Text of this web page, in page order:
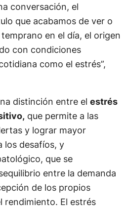
conversación, el
que acabamos de ver o
en el día, el origen
con condiciones
como el estrés”,
distinción entre el estrés
que permite a las
y lograr mayor
los desafíos, y
que se
entre la demanda
de los propios
rendimiento. El estrés